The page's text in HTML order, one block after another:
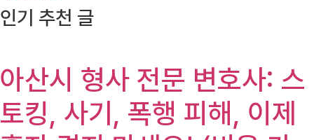
인기 추천 글
아산시 형사 전문 변호사: 스
토킹, 사기, 폭행 피해, 이제